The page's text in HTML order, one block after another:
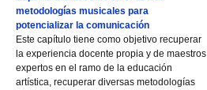
metodologías musicales para
potencializar la comunicación
Este capítulo tiene como objetivo recuperar
la experiencia docente propia y de maestros
expertos en el ramo de la educación
artística, recuperar diversas metodologías